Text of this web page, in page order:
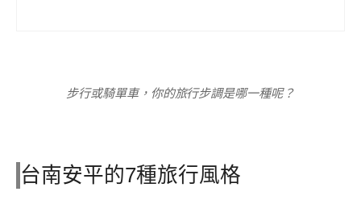
步行或騎單車，你的旅行步調是哪一種呢？
台南安平的7種旅行風格